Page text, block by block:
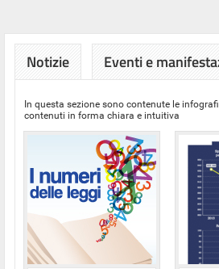
Notizie Eventi e
In questa sezione sono contenute le
contenuti in forma chiara e intuitiva